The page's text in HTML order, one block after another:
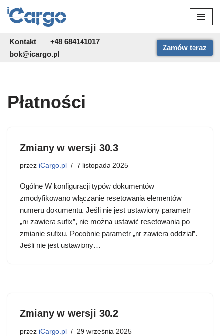
do
treści
Kontakt
+48 684141017
bok@icargo.pl
Zamów teraz
Płatności
Zmiany w wersji 30.3
przez iCargo.pl 7 listopada 2025
Ogólne W konfiguracji typów dokumentów
zmodyfikowano włączanie resetowania elementów
numeru dokumentu. Jeśli nie jest ustawiony parametr
„nr zawiera sufix”, nie można ustawić resetowania po
zmianie sufixu. Podobnie parametr „nr zawiera oddział”.
Jeśli nie jest ustawiony…
Zmiany w wersji 30.2
przez iCargo.pl 29 września 2025